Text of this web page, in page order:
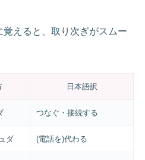
覚えると、取り次ぎがスムー
日本語訳
つなぐ・接続する
ダ (電話を)代わる